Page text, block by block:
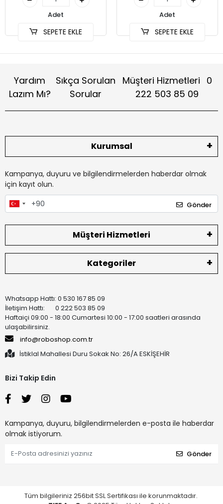
Adet
SEPETE EKLE
Adet
SEPETE EKLE
Yardım
Lazım Mı?
Sıkça Sorulan
Sorular
Müşteri Hizmetleri 0
222 503 85 09
Kurumsal
Kampanya, duyuru ve bilgilendirmelerden haberdar olmak
için kayıt olun.
Gönder
Müşteri Hizmetleri
Kategoriler
Whatsapp Hattı: 0 530 167 85 09
İletişim Hattı: 0 222 503 85 09
Haftaiçi 09:00 - 18:00 Cumartesi 10:00 - 17:00 saatleri arasında
ulaşabilirsiniz.
info@roboshop.com.tr
İstiklal Mahallesi Duru Sokak No: 26/A ESKİŞEHİR
Bizi Takip Edin
Kampanya, duyuru, bilgilendirmelerden e-posta ile haberdar
olmak istiyorum.
Gönder
Tüm bilgileriniz 256bit SSL Sertifikası ile korunmaktadır.